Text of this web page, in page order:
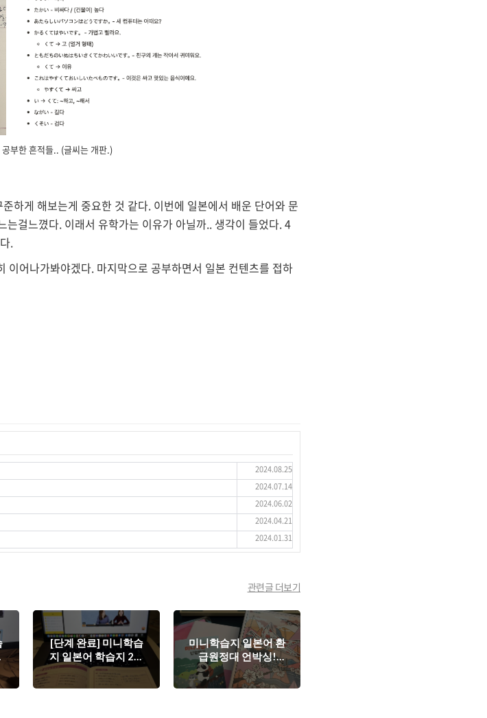
부한 흔적들.. (글씨는 개판.)
하게 해보는게 중요한 것 같다. 이번에 일본에서 배운 단어와 문
걸느꼈다. 이래서 유학가는 이유가 아닐까.. 생각이 들었다. 4
.
어나가봐야겠다. 마지막으로 공부하면서 일본 컨텐츠를 접하
2024.08.25
2024.07.14
2024.06.02
2024.04.21
2024.01.31
관련글 더보기
[단계 완료] 미니학습
지 일본어 학습지 2단
계
미니학습지 일본어 환
급원정대 언박싱!
feat. 일본어 뿌시기 대
작전